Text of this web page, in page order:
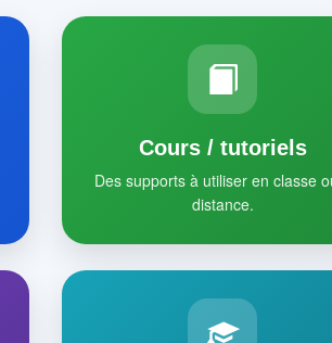
Cours / tutoriels
Des supports à utiliser en classe
distance.